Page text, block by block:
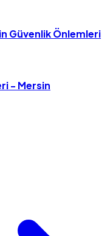
Güvenlik Önlemleri
- Mersin